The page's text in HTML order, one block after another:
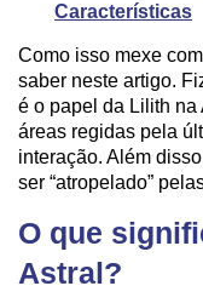
Características
Como isso mexe
saber neste artigo.
é o papel da Lilith
áreas regidas pela
interação. Além
ser “atropelado”
O que
Astral?